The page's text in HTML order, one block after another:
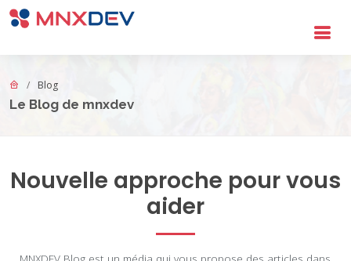
Aller au contenu principal
Blog
Le Blog de mnxdev
Blog MNXDEV - Articles sur la
Nouvelle approche pour vous
aider